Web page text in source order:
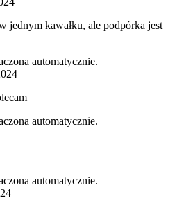
jednym kawałku, ale podpórka jest
automatycznie.
automatycznie.
automatycznie.